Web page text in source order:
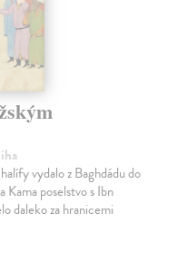
vydalo z Baghdádu do
Kama poselstvo s Ibn
daleko za hranicemi